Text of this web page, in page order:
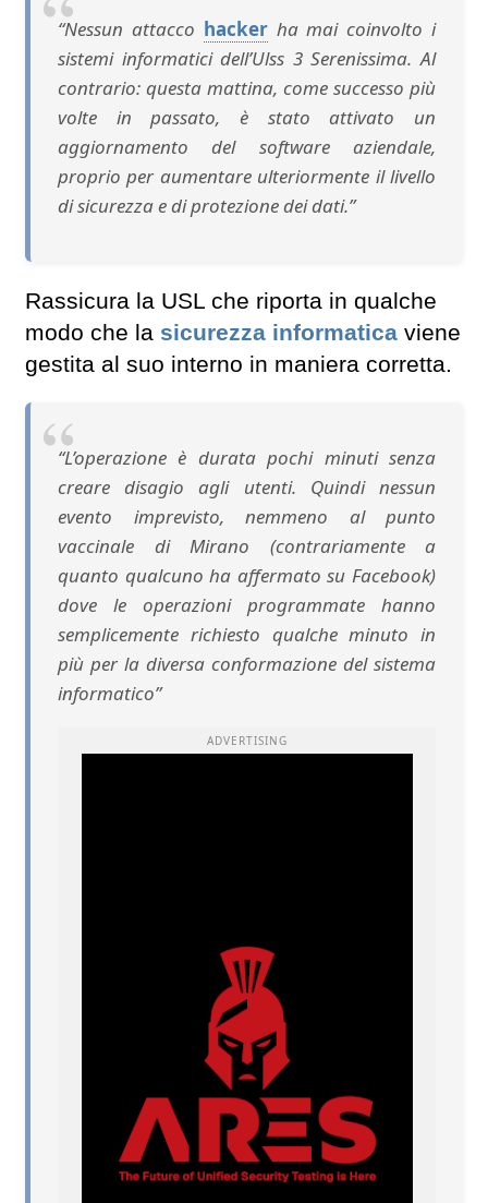
“Nessun attacco hackerha mai coinvolto i
sistemi informatici dell’Ulss 3 Serenissima. Al
contrario: questa mattina, come successo più
volte in passato, è stato attivato un
aggiornamento del software aziendale,
proprio per aumentare ulteriormente il livello
di sicurezza e di protezione dei dati.”
Rassicura la USL che riporta in qualche
modo che la sicurezza informatica viene
gestita al suo interno in maniera corretta.
“L’operazione è durata pochi minuti senza
creare disagio agli utenti. Quindi nessun
evento imprevisto, nemmeno al punto
vaccinale di Mirano (contrariamente a
quanto qualcuno ha affermato su Facebook)
dove le operazioni programmate hanno
semplicemente richiesto qualche minuto in
più per la diversa conformazione del sistema
informatico”
ADVERTISING